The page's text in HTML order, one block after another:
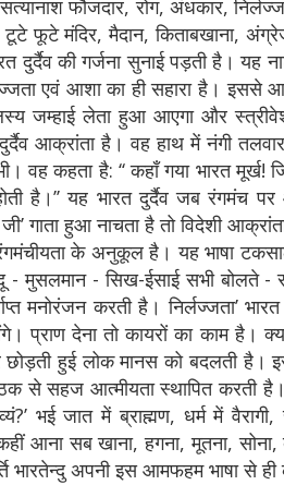
फौजदार, रोग, अंधकार,
फूटे मंदिर, मैदान, किताबखाना,
दुर्दैव की गर्जना सुनाई पड़ती है। यह
एवं आशा का ही सहारा है। इससे
जम्हाई लेता हुआ आएगा और
दुर्दैव आक्रांता है। वह हाथ में नंगी
वह कहता है: ‘‘ कहाँ गया भारत
है।’’ यह भारत दुर्दैव जब
गाता हुआ नाचता है तो विदेशी
के अनुकूल है। यह भाषा
- मुसलमान - सिख-ईसाई सभी बोलते -
मनोरंजन करती है। निर्लज्जता’
प्राण देना तो कायरों का काम है।
छोड़ती हुई लोक मानस को बदलती है।
से सहज आत्मीयता स्थापित करती
भई जात में ब्राह्मण, धर्म में
आना सब खाना, हगना, मूतना, सोना,
भारतेन्दु अपनी इस आमफहम भाषा से